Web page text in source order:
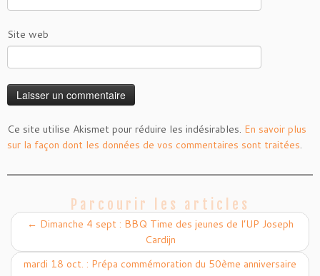
Site web
Ce site utilise Akismet pour réduire les indésirables. En savoir plus
sur la façon dont les données de vos commentaires sont traitées.
Parcourir les articles
← Dimanche 4 sept : BBQ Time des jeunes de l’UP Joseph
Cardijn
mardi 18 oct. : Prépa commémoration du 50ème anniversaire